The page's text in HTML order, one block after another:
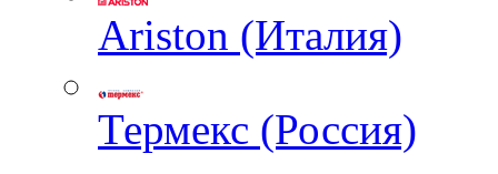
Ariston (Италия)
Термекс (Россия)